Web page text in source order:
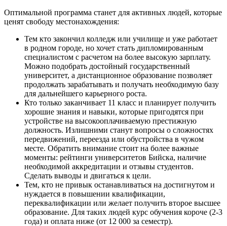
Оптимальной программа станет для активных людей, которые
ценят свободу местонахождения:
Тем кто закончил колледж или училище и уже работает
в родном городе, но хочет стать дипломированным
специалистом с расчетом на более высокую зарплату.
Можно подобрать достойный государственный
университет, а дистанционное образование позволяет
продолжать зарабатывать и получать необходимую базу
для дальнейшего карьерного роста.
Кто только заканчивает 11 класс и планирует получить
хорошие знания и навыки, которые пригодятся при
устройстве на высокооплачиваемую престижную
должность. Излишними станут вопросы о сложностях
передвижений, переезда или обустройства в чужом
месте. Обратить внимание стоит на более важные
моменты: рейтинги университетов Бийска, наличие
необходимой аккредитации и отзывы студентов.
Сделать выводы и двигаться к цели.
Тем, кто не привык останавливаться на достигнутом и
нуждается в повышении квалификации,
переквалификации или желает получить второе высшее
образование. Для таких людей курс обучения короче (2-3
года) и оплата ниже (от 12 000 за семестр).